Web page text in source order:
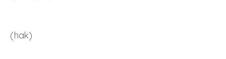
(hak)